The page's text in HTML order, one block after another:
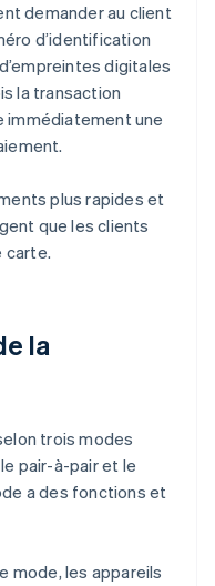
demander au client
d’identification
digitales
la transaction
immédiatement une
plus rapides et
que les clients
carte.
la
trois modes
pair-à-pair et le
a des fonctions et
mode, les appareils